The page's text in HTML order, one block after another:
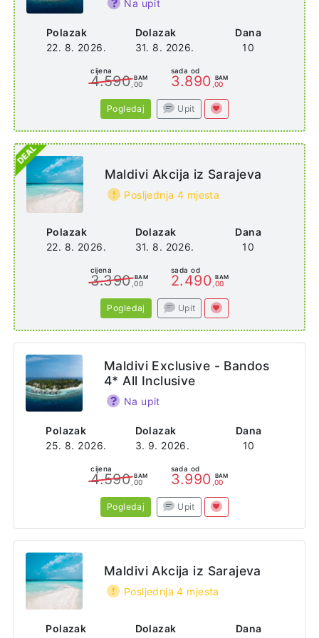
Polazak
22. 8. 2026.
Dolazak
31. 8. 2026.
Dana
10
Na upit
cijena
4.590 BAM
,00
sada od
3.890 BAM
,00
Pogledaj Upit
Polazak
22. 8. 2026.
Dolazak
31. 8. 2026.
Dana
10
Maldivi Akcija iz Sarajeva
Posljednja 4 mjesta
cijena
3.390 BAM
,00
sada od
2.490 BAM
,00
Pogledaj Upit
Polazak
25. 8. 2026.
Dolazak
3. 9. 2026.
Dana
10
Maldivi Exclusive - Bandos
4* All Inclusive
Na upit
cijena
4.590 BAM
,00
sada od
3.990 BAM
,00
Pogledaj Upit
Polazak
Dolazak
Dana
Maldivi Akcija iz Sarajeva
Posljednja 4 mjesta